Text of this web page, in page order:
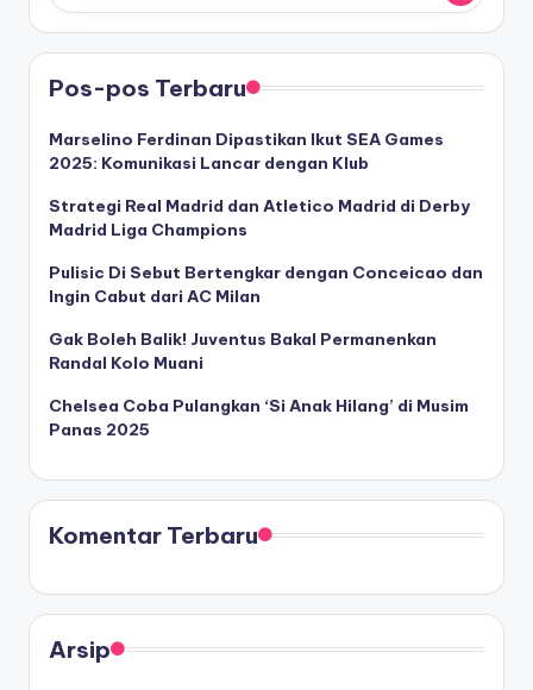
Pos-pos Terbaru
Marselino Ferdinan Dipastikan Ikut SEA Games
2025: Komunikasi Lancar dengan Klub
Strategi Real Madrid dan Atletico Madrid di Derby
Madrid Liga Champions
Pulisic Di Sebut Bertengkar dengan Conceicao dan
Ingin Cabut dari AC Milan
Gak Boleh Balik! Juventus Bakal Permanenkan
Randal Kolo Muani
Chelsea Coba Pulangkan ‘Si Anak Hilang’ di Musim
Panas 2025
Komentar Terbaru
Arsip